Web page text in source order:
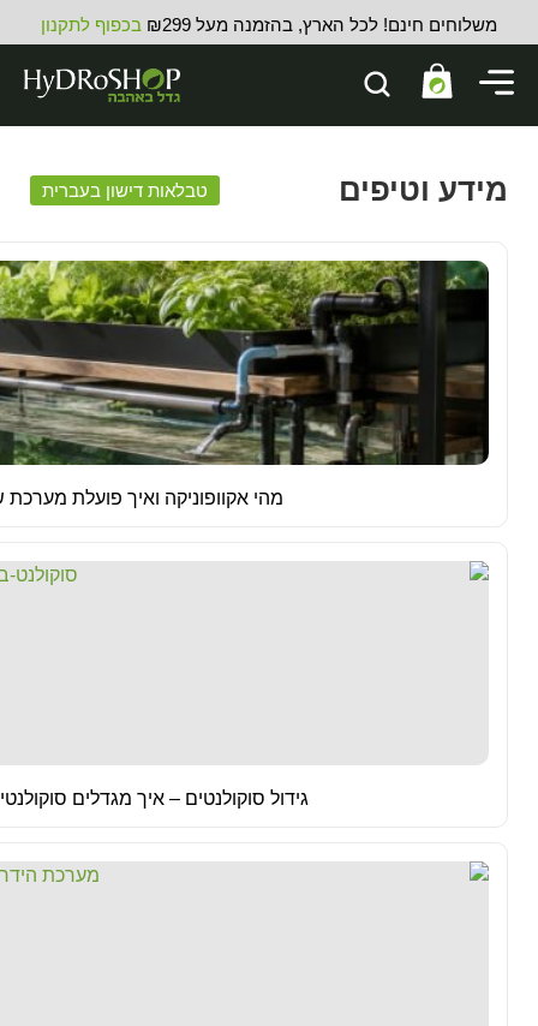
משלוחים חינם! לכל הארץ, בהזמנה מעל ₪299 בכפוף לתקנון
מידע וטיפים טבלאות דישון בעברית
מהי אקוופוניקה ואיך פועלת
גידול סוקולנטים – איך מגדלים